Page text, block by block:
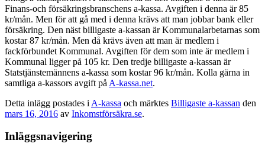
Finans-och försäkringsbranschens a-kassa. Avgiften i denna är 85
kr/mån. Men för att gå med i denna krävs att man jobbar bank eller
försäkring. Den näst billigaste a-kassan är Kommunalarbetarnas som
kostar 87 kr/mån. Men då krävs även att man är medlem i
fackförbundet Kommunal. Avgiften för dem som inte är medlem i
Kommunal ligger på 105 kr. Den tredje billigaste a-kassan är
Statstjänstemännens a-kassa som kostar 96 kr/mån. Kolla gärna in
samtliga a-kassors avgift på A-kassa.net.
Detta inlägg postades i A-kassa och märktes Billigaste a-kassan den
mars 16, 2016 av Inkomstförsäkra.se.
Inläggsnavigering